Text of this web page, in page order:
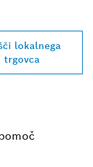
lokalnega
trgovca